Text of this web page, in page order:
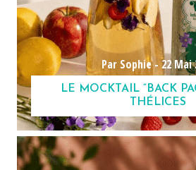
Par Sophie -22 Mai
LE MOCKTAIL “BACK
THÉLICES